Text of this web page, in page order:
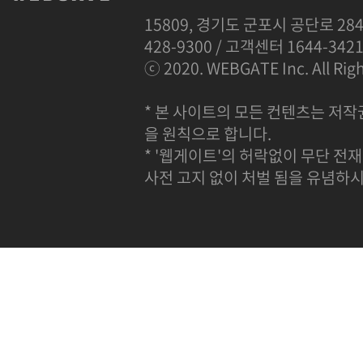
15809, 경기도 군포시 공단로
428-9300 / 고객센터 1644-
ⓒ 2020. WEBGATE Inc. All
* 본 사이트의 모든 컨텐츠는 저
을 원칙으로 합니다.
* '웹게이트'의 허락없이 무단 전
사전 고지 없이 처벌 됨을 유념하